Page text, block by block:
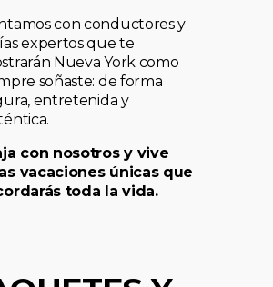
con conductores y
expertos que te
Nueva York como
soñaste: de forma
entretenida y
con nosotros y vive
vacaciones únicas que
toda la vida.